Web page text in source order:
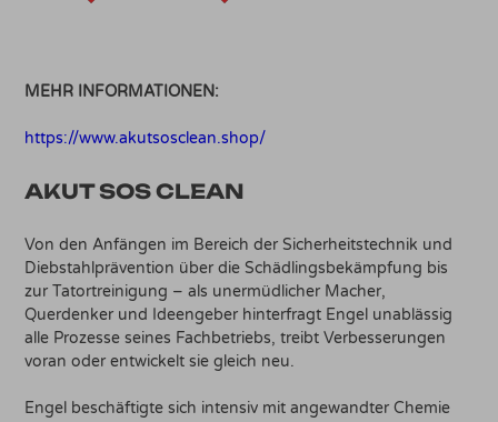
MEHR INFORMATIONEN:
https://www.akutsosclean.shop/
AKUT SOS CLEAN
Von den Anfängen im Bereich der Sicherheitstechnik und
Diebstahlprävention über die Schädlingsbekämpfung bis
zur Tatortreinigung – als unermüdlicher Macher,
Querdenker und Ideengeber hinterfragt Engel unablässig
alle Prozesse seines Fachbetriebs, treibt Verbesserungen
voran oder entwickelt sie gleich neu.
Engel beschäftigte sich intensiv mit angewandter Chemie